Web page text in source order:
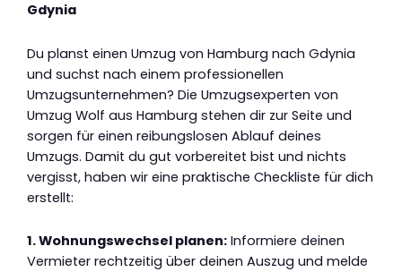
Gdynia
Du planst einen Umzug von Hamburg nach Gdynia
und suchst nach einem professionellen
Umzugsunternehmen? Die Umzugsexperten von
Umzug Wolf aus Hamburg stehen dir zur Seite und
sorgen für einen reibungslosen Ablauf deines
Umzugs. Damit du gut vorbereitet bist und nichts
vergisst, haben wir eine praktische Checkliste für dich
erstellt:
1. Wohnungswechsel planen: Informiere deinen
Vermieter rechtzeitig über deinen Auszug und melde